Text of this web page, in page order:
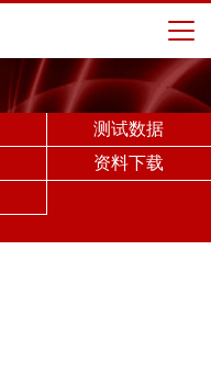
测试数据
资料下载